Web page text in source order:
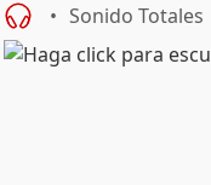
Sonido Totales